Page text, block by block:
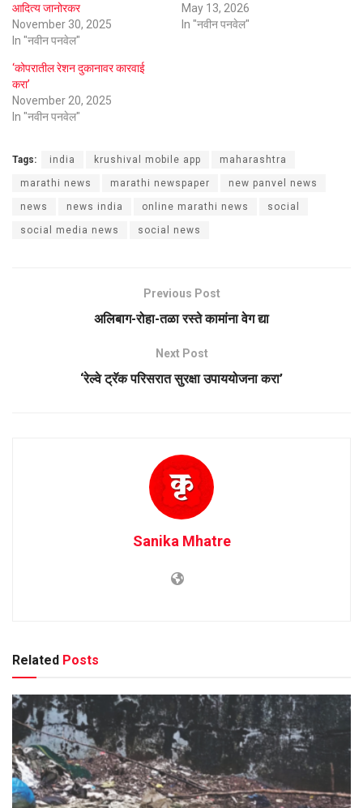
आदित्य जानोरकर
November 30, 2025
In "नवीन पनवेल"
May 13, 2026
In "नवीन पनवेल"
‌‘कोपरातील रेशन दुकानावर कारवाई
करा’
November 20, 2025
In "नवीन पनवेल"
Tags: india krushival mobile app maharashtra
marathi news marathi newspaper new panvel news
news news india online marathi news social
social media news social news
Previous Post
अलिबाग-रोहा-तळा रस्ते कामांना वेग द्या
Next Post
‌‘रेल्वे ट्रॅक परिसरात सुरक्षा उपाययोजना करा’
Sanika Mhatre
Related Posts